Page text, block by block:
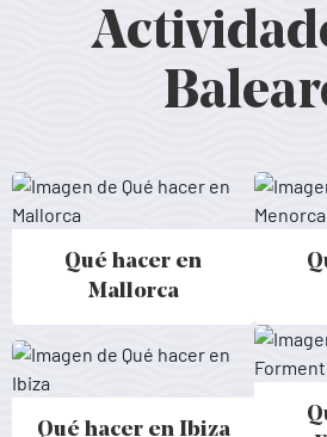
Qué hacer en
Mallorca
Activitats a Mallorca - Baleares
Qué hacer en Ibiza